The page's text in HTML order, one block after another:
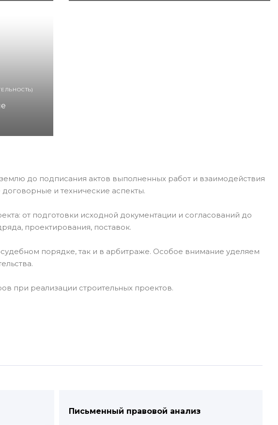
до подписания актов выполненных работ и взаимодействия
и технические аспекты.
от подготовки исходной документации и согласований до
проектирования, поставок.
порядке, так и в арбитраже. Особое внимание уделяем
при реализации строительных проектов.
Письменный правовой анализ